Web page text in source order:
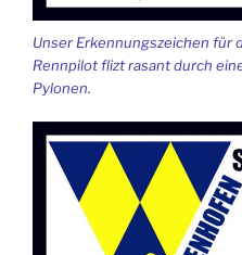
Unser Erkennungszeichen für
Rennpilot flizt rasant durch
Pylonen.